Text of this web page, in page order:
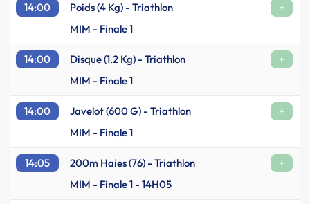
14:00 Poids (4 Kg) - Triathlon
+
MIM - Finale 1
14:00 Disque (1.2 Kg) - Triathlon
+
MIM - Finale 1
14:00 Javelot (600 G) - Triathlon
+
MIM - Finale 1
14:05 200m Haies (76) - Triathlon
+
MIM - Finale 1 - 14H05